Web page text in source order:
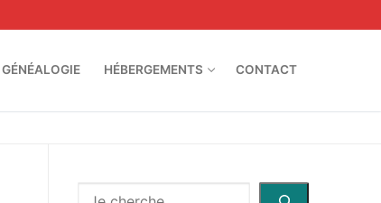
GÉNÉALOGIE HÉBERGEMENTS CONTACT
Recherche